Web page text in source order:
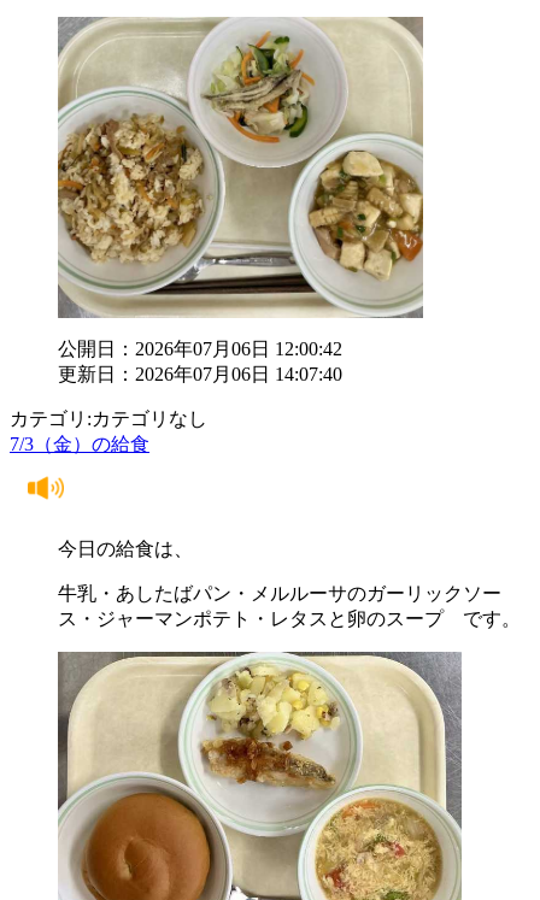
公開日：2026年07月06日 12:00:42
更新日：2026年07月06日 14:07:40
カテゴリ:カテゴリなし
7/3（金）の給食
今日の給食は、
牛乳・あしたばパン・メルルーサのガーリックソー
ス・ジャーマンポテト・レタスと卵のスープ です。